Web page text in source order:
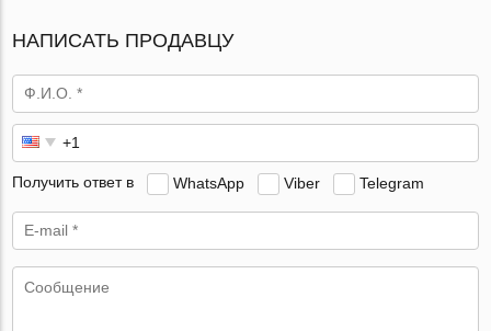
НАПИСАТЬ ПРОДАВЦУ
Получить ответ в WhatsApp Viber Telegram